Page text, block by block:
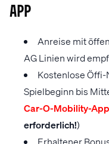
APP
Anreise mit
AG Linien wird
Kostenlose Öffi-
Spielbeginn bis
Car-O-Mobility-App
erforderlich!)
Erhaltener